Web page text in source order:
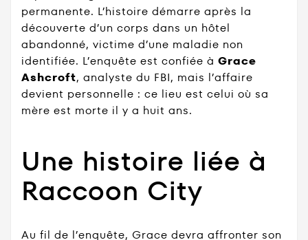
permanente. L’histoire démarre après la
découverte d’un corps dans un hôtel
abandonné, victime d’une maladie non
identifiée. L’enquête est confiée à Grace
Ashcroft, analyste du FBI, mais l’affaire
devient personnelle : ce lieu est celui où sa
mère est morte il y a huit ans.
Une histoire liée à
Raccoon City
Au fil de l’enquête, Grace devra affronter son